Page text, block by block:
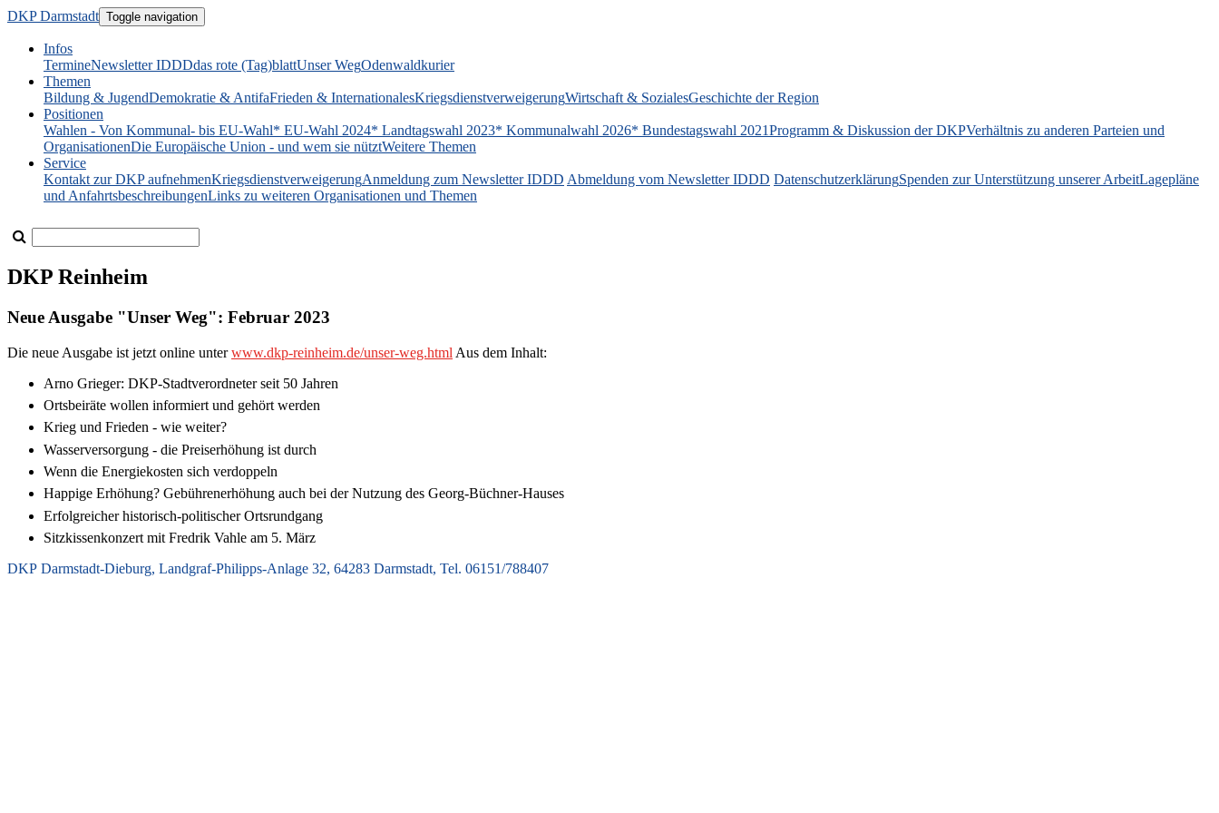
DKP Darmstadt Toggle navigation
Infos
TermineNewsletter IDDDdas rote (Tag)blattUnser WegOdenwaldkurier
Themen
Bildung & JugendDemokratie & AntifaFrieden & InternationalesKriegsdienstverweigerungWirtschaft & SozialesGeschichte der Region
Positionen
Wahlen - Von Kommunal- bis EU-Wahl* EU-Wahl 2024* Landtagswahl 2023* Kommunalwahl 2026* Bundestagswahl 2021Programm & Diskussion der DKPVerhältnis zu anderen Parteien und
OrganisationenDie Europäische Union - und wem sie nütztWeitere Themen
Service
Kontakt zur DKP aufnehmenKriegsdienstverweigerungAnmeldung zum Newsletter IDDD Abmeldung vom Newsletter IDDD DatenschutzerklärungSpenden zur Unterstützung unserer ArbeitLagepläne
und AnfahrtsbeschreibungenLinks zu weiteren Organisationen und Themen
DKP Reinheim
Neue Ausgabe "Unser Weg": Februar 2023
Die neue Ausgabe ist jetzt online unterwww.dkp-reinheim.de/unser-weg.html Aus dem Inhalt:
Arno Grieger: DKP-Stadtverordneter seit 50 Jahren
Ortsbeiräte wollen informiert und gehört werden
Krieg und Frieden - wie weiter?
Wasserversorgung - die Preiserhöhung ist durch
Wenn die Energiekosten sich verdoppeln
Happige Erhöhung? Gebührenerhöhung auch bei der Nutzung des Georg-Büchner-Hauses
Erfolgreicher historisch-politischer Ortsrundgang
Sitzkissenkonzert mit Fredrik Vahle am 5. März
DKP Darmstadt-Dieburg, Landgraf-Philipps-Anlage 32, 64283 Darmstadt, Tel. 06151/788407